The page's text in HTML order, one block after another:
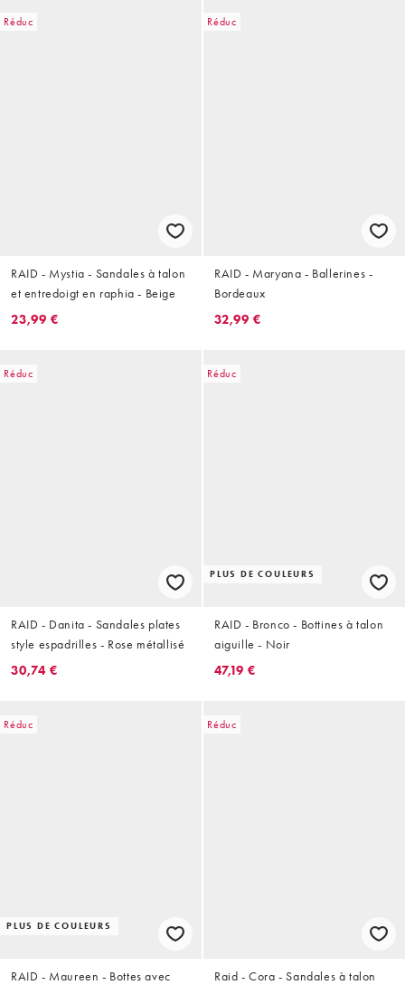
Réduc
RAID - Mystia - Sandales à talon
et entredoigt en raphia - Beige
23,99 €
Réduc
RAID - Maryana - Ballerines -
Bordeaux
32,99 €
Réduc
RAID - Danita - Sandales plates
style espadrilles - Rose métallisé
30,74 €
Réduc
PLUS DE COULEURS
RAID - Bronco - Bottines à talon
aiguille - Noir
47,19 €
Réduc
PLUS DE COULEURS
RAID - Maureen - Bottes avec
Réduc
Raid - Cora - Sandales à talon